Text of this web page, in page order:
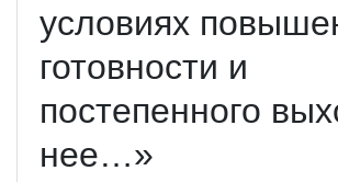
условиях
готовности и
постепенного
нее…»